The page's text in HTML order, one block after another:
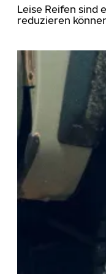
Leise Reifen sind
reduzieren